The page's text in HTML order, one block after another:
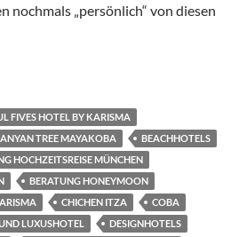
nochmals „persönlich“ von diesen
FIVES HOTEL BY KARISMA
TREE MAYAKOBA
BEACHHOTELS
HOCHZEITSREISE MÜNCHEN
BERATUNG HONEYMOON
CHICHEN ITZA
COBA
LUXUSHOTEL
DESIGNHOTELS